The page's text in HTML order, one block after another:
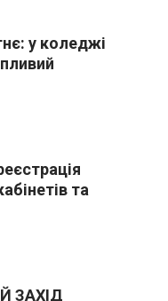
у коледжі
та
ЗАХІД